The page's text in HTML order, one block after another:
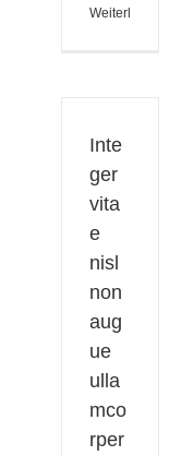
Weiterlesen
Inte
ger
vita
e
nisl
non
aug
ue
ulla
mco
rper